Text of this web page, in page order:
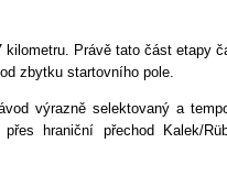
kilometru. Právě tato část etapy
zbytku startovního pole.
výrazně selektovaný a
hraniční přechod Kalek/